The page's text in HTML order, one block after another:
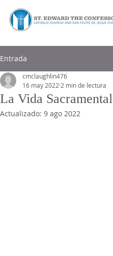
Entrada
La Vida Sacramental
cmclaughlin476
16 may 2022 2 min de lectura
Actualizado: 9 ago 2022